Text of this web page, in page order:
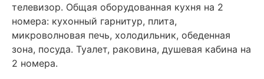
телевизор. Общая оборудованная кухня на 2
номера: кухонный гарнитур, плита,
микроволновая печь, холодильник, обеденная
зона, посуда. Туалет, раковина, душевая кабина на
2 номера.